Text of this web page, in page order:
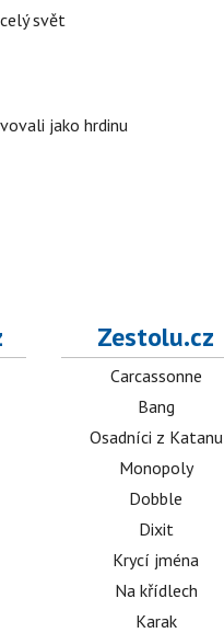
svět
jako hrdinu
Zestolu.cz
Carcassonne
Bang
Osadníci z Katanu
Monopoly
Dobble
Dixit
Krycí jména
Na křídlech
Karak